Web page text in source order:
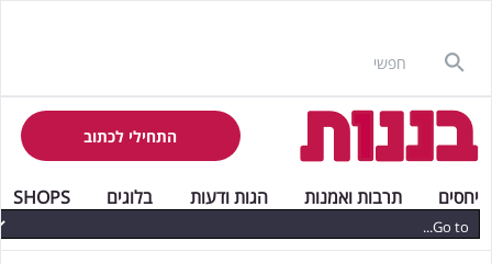
התחילי לכתוב
יחסים תרבות ואמנות הגות ודעות בלוגים SHOPS